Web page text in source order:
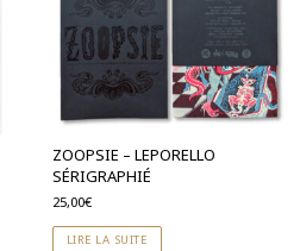
ZOOPSIE – LEPORELLO
SÉRIGRAPHIÉ
25,00€
LIRE LA SUITE